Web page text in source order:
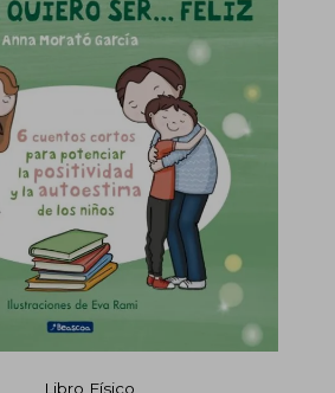
Libro Físico